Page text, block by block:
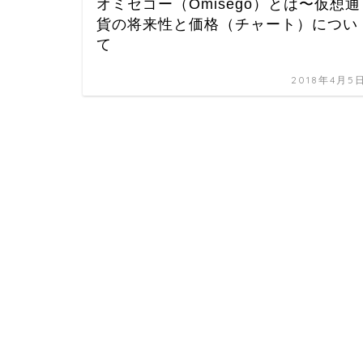
オミセゴー（Omisego）とは〜仮想通
貨の将来性と価格（チャート）につい
て
2018年4月5